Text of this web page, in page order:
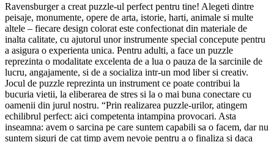
Ravensburger a creat puzzle-ul perfect pentru tine! Alegeti dintre
peisaje, monumente, opere de arta, istorie, harti, animale si multe
altele – fiecare design colorat este confectionat din materiale de
inalta calitate, cu ajutorul unor instrumente special concepute pentru
a asigura o experienta unica. Pentru adulti, a face un puzzle
reprezinta o modalitate excelenta de a lua o pauza de la sarcinile de
lucru, angajamente, si de a socializa intr-un mod liber si creativ.
Jocul de puzzle reprezinta un instrument ce poate contribui la
bucuria vietii, la eliberarea de stres si la o mai buna conectare cu
oamenii din jurul nostru. “Prin realizarea puzzle-urilor, atingem
echilibrul perfect: aici competenta intampina provocari. Asta
inseamna: avem o sarcina pe care suntem capabili sa o facem, dar nu
suntem siguri de cat timp avem nevoie pentru a o finaliza si daca